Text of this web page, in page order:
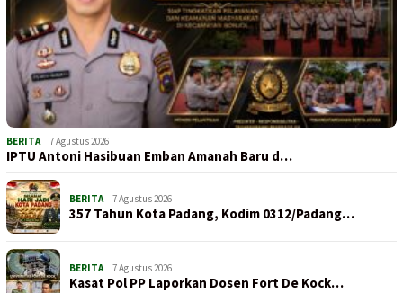
BERITA 7 Agustus 2026
IPTU Antoni Hasibuan Emban Amanah Baru d…
BERITA 7 Agustus 2026
357 Tahun Kota Padang, Kodim 0312/Padang…
BERITA 7 Agustus 2026
Kasat Pol PP Laporkan Dosen Fort De Kock…